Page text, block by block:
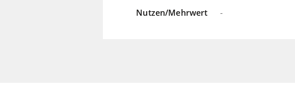
Nutzen/Mehrwert
-